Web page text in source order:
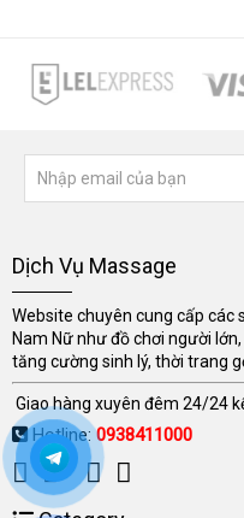
Dịch Vụ Massage
Website chuyên cung cấp các
Nam Nữ như đồ chơi người
tăng cường sinh lý, thời trang
Giao hàng xuyên đêm 24/24
Hotline:0938411000